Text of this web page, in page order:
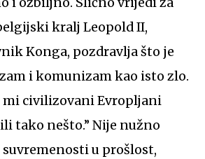
i ozbiljno. Slično vrijedi za
kralj Leopold II,
Konga, pozdravlja što je
i komunizam kao isto zlo.
mi civilizovani Evropljani
tako nešto.” Nije nužno
suvremenosti u prošlost,